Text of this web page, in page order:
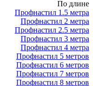
По длине
Профнастил 1.5 метра
Профнастил 2 метра
Профнастил 2.5 метра
Профнастил 3 метра
Профнастил 4 метра
Профнастил 5 метров
Профнастил 6 метров
Профнастил 7 метров
Профнастил 8 метров